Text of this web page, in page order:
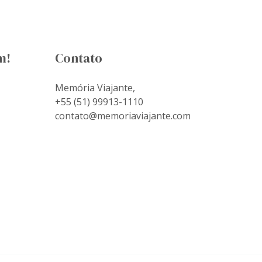
Contato
Memória Viajante,
+55 (51) 99913-1110
contato@memoriaviajante.com